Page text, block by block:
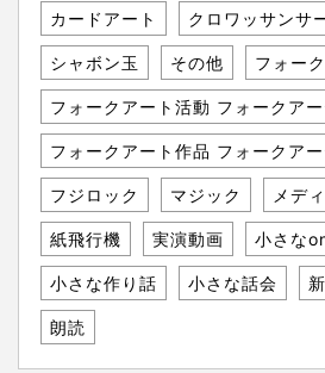
カードアート クロワッサンサ
シャボン玉 その他 フォー
フォークアート活動 フォークアー
フォークアート作品 フォークアー
フジロック マジック メデ
紙飛行機 実演動画 小さな
小さな作り話 小さな話会
朗読